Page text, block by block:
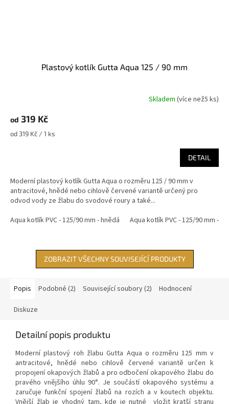
Plastový kotlík Gutta Aqua 125 / 90 mm
Skladem (více než5 ks)
od 319 Kč
Měrná
od 319 Kč / 1 ks
DETAIL
Moderní plastový kotlík Gutta Aqua o rozměru 125 / 90 mm v
antracitové, hnědé nebo cihlově červené variantě určený pro
odvod vody ze žlabu do svodové roury a také...
Aqua kotlík PVC - 125/90 mm - hnědá
Aqua kotlík PVC - 125/90 mm -
ZOBRAZIT VŠECHNY SOUVISEJÍCÍ PRODUKTY
Popis Podobné (2) Související soubory (2) Hodnocení
Diskuze
Detailní popis produktu
Moderní plastový roh žlabu Gutta Aqua o rozměru 125 mm v
antracitové, hnědé nebo cihlově červené variantě určen k
propojení okapových žlabů a pro odbočení okapového žlabu do
pravého vnějšího úhlu 90°. Je součástí okapového systému a
zaručuje funkční spojení žlabů na rozích a v koutech objektu.